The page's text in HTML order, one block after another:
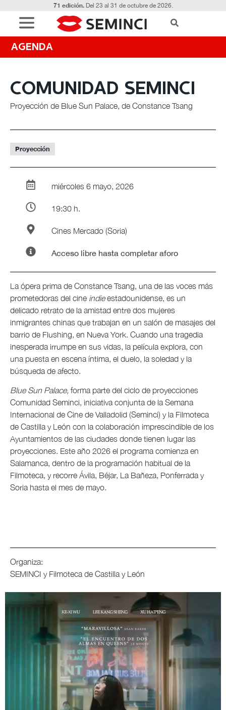
71 edición.Del 23 al 31 de octubre de 2026.
AGENDA
COMUNIDAD SEMINCI
Proyección de Blue Sun Palace, de Constance Tsang
Proyección
miércoles 6 mayo, 2026
19:30 h.
Cines Mercado (Soria)
Acceso libre hasta completar aforo
La ópera prima de Constance Tsang, una de las voces más
prometedoras del cine indieestadounidense, es un
delicado retrato de la amistad entre dos mujeres
inmigrantes chinas que trabajan en un salón de masajes del
barrio de Flushing, en Nueva York. Cuando una tragedia
inesperada irrumpe en sus vidas, la película explora, con
una puesta en escena íntima, el duelo, la soledad y la
búsqueda de afecto.
Blue Sun Palace, forma parte del ciclo de proyecciones
Comunidad Seminci, iniciativa conjunta de la Semana
Internacional de Cine de Valladolid (Seminci) y la Filmoteca
de Castilla y León con la colaboración imprescindible de los
Ayuntamientos de las ciudades donde tienen lugar las
proyecciones. Este año 2026 el programa comienza en
Salamanca, dentro de la programación habitual de la
Filmoteca, y recorre Ávila, Béjar, La Bañeza, Ponferrada y
Soria hasta el mes de mayo.
Organiza:
SEMINCI y Filmoteca de Castilla y León